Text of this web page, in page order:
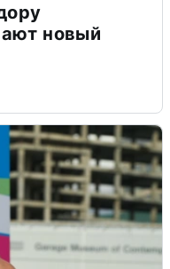
новый